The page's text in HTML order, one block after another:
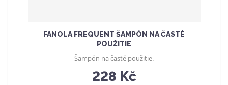
FANOLA FREQUENT ŠAMPÓN NA ČASTÉ
POUŽITIE
228 Kč
Šampón na časté použitie.